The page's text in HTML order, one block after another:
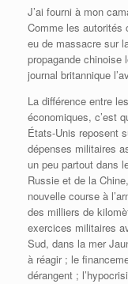
J’ai fourni à mon
Comme les autorités
eu de massacre sur
propagande chinoise
journal britannique
La différence entre
économiques, c’est
États-Unis reposent
dépenses militaires
un peu partout dans
Russie et de la
nouvelle course à
des milliers de
exercices militaires
Sud, dans la mer
à réagir ; le
dérangent ;